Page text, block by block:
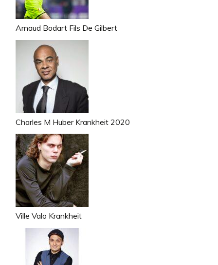
Arnaud Bodart Fils De Gilbert
Charles M Huber Krankheit 2020
Ville Valo Krankheit